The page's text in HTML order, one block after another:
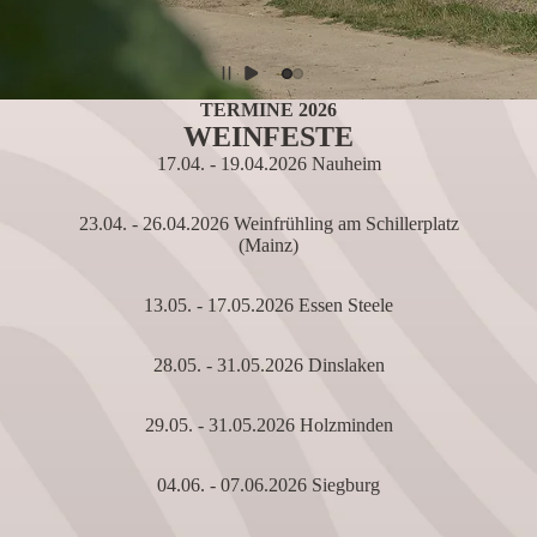
TERMINE 2026
WEINFESTE
17.04. - 19.04.2026 Nauheim
23.04. - 26.04.2026 Weinfrühling am Schillerplatz
(Mainz)
13.05. - 17.05.2026 Essen Steele
28.05. - 31.05.2026 Dinslaken
29.05. - 31.05.2026 Holzminden
04.06. - 07.06.2026 Siegburg